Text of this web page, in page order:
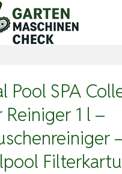
Pool SPA
Reiniger 1 l –